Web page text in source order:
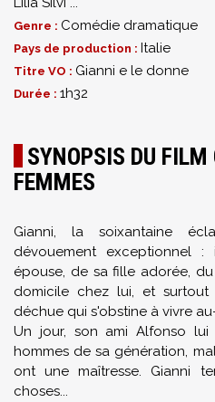
Genre : Comédie dramatique
Pays de production : Italie
Titre VO : Gianni e le donne
Durée : 1h32
SYNOPSIS DU
FEMMES
Gianni, la soixantaine
dévouement exceptionnel
épouse, de sa fille adorée,
domicile chez lui, et
déchue qui s'obstine à vivre
Un jour, son ami Alfonso
hommes de sa génération,
ont une maîtresse. Gianni
choses...